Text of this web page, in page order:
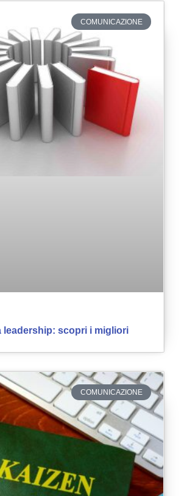
COMUNICAZIONE
leadership: scopri i migliori
COMUNICAZIONE